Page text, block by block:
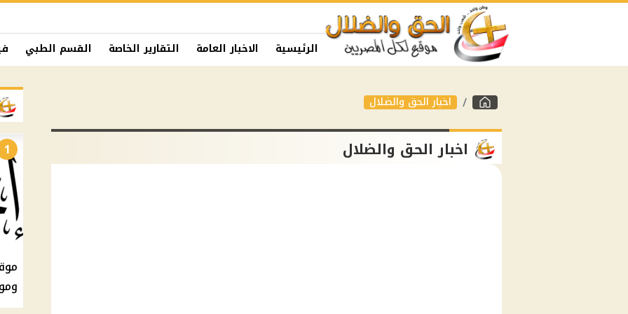
الرئيسية الاخبار العامة التقارير الخاصة القسم الطبي
اخبار الحق والضلال
اخبار الحق والضلال 1